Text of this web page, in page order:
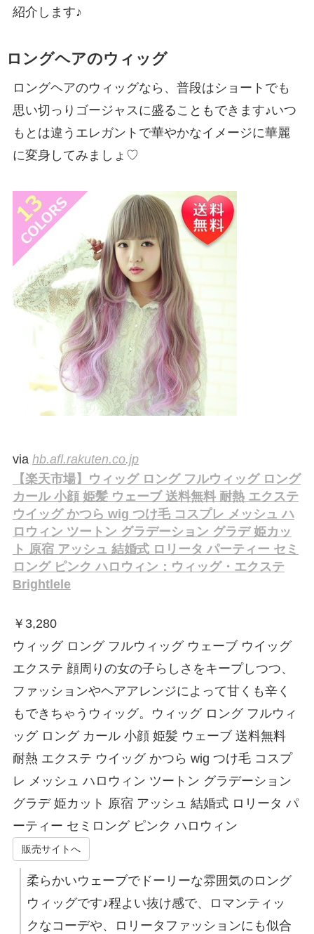
紹介します♪
ロングヘアのウィッグ
ロングヘアのウィッグなら、普段はショートでも
思い切っりゴージャスに盛ることもできます♪いつ
もとは違うエレガントで華やかなイメージに華麗
に変身してみましょ♡
via hb.afl.rakuten.co.jp
【楽天市場】ウィッグ ロング フルウィッグ ロング
カール 小顔 姫髪 ウェーブ 送料無料 耐熱 エクステ
ウイッグ かつら wig つけ毛 コスプレ メッシュ ハ
ロウィン ツートン グラデーション グラデ 姫カッ
ト 原宿 アッシュ 結婚式 ロリータ パーティー セミ
ロング ピンク ハロウィン：ウィッグ・エクステ
Brightlele
￥ 3,280
ウィッグ ロング フルウィッグ ウェーブ ウイッグ
エクステ 顔周りの女の子らしさをキープしつつ、
ファッションやヘアアレンジによって甘くも辛く
もできちゃうウィッグ。ウィッグ ロング フルウィ
ッグ ロング カール 小顔 姫髪 ウェーブ 送料無料
耐熱 エクステ ウイッグ かつら wig つけ毛 コスプ
レ メッシュ ハロウィン ツートン グラデーション
グラデ 姫カット 原宿 アッシュ 結婚式 ロリータ パ
ーティー セミロング ピンク ハロウィン
販売サイトへ
柔らかいウェーブでドーリーな雰囲気のロング
ウィッグです♪程よい抜け感で、ロマンティッ
クなコーデや、ロリータファッションにも似合